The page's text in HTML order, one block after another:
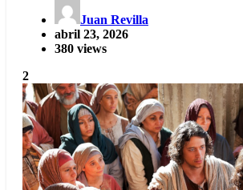
Juan Revilla
abril 23, 2026
380 views
2